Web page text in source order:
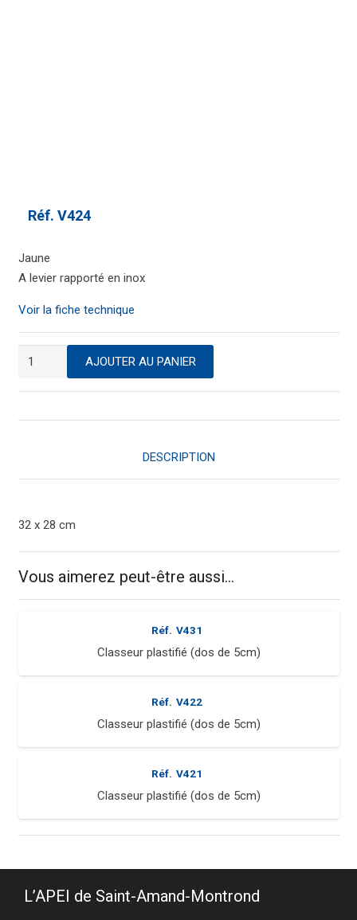
Réf. V424
Jaune
A levier rapporté en inox
Voir la fiche technique
quantité
Classeur
AJOUTER AU PANIER
DESCRIPTION
32 x 28 cm
Vous aimerez peut-être aussi…
Réf. V431
Classeur plastifié (dos de 5cm)
Réf. V422
Classeur plastifié (dos de 5cm)
Réf. V421
Classeur plastifié (dos de 5cm)
L’APEI de Saint-Amand-Montrond